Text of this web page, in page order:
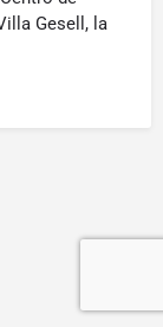
Gesell, la